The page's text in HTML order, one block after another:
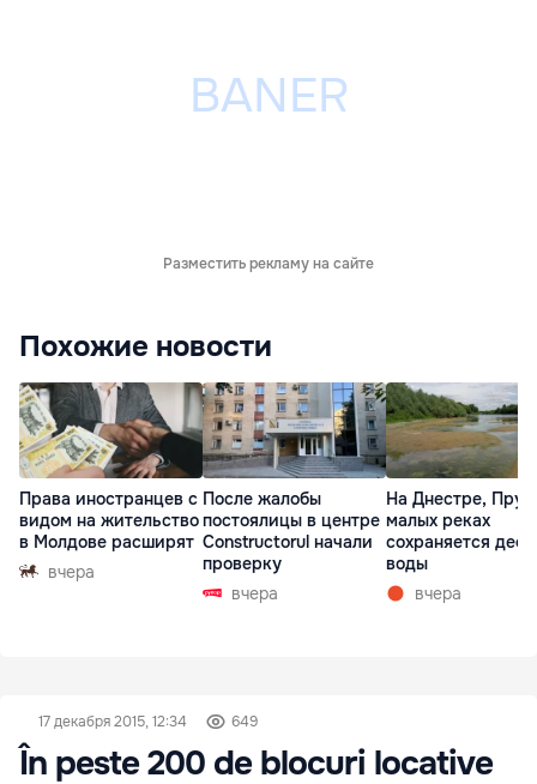
Разместить рекламу на сайте
Похожие новости
Права иностранцев с
видом на жительство
в Молдове расширят
вчера
После жалобы
постоялицы в центре
Constructorul начали
проверку
вчера
На Днестре,
малых реках
сохраняется
воды
вчера
17 декабря 2015, 12:34 649
În peste 200 de blocuri locative